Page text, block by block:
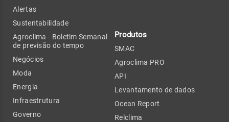
Alertas
Sustentabilidade
Agroclima - Boletim Semanal
de previsão do tempo
Negócios
Moda
Energia
Infraestrutura
Governo
Produtos
SMAC
Agroclima PRO
API
Levantamento de dados
Ocean Report
Relclima